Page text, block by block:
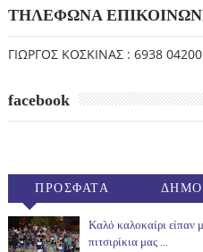
ΤΗΛΕΦΩΝΑ
ΓΙΩΡΓΟΣ ΚΟΣΚΙΝΑΣ : 6938
facebook
ΠΡΟΣΦΑΤΑ
Καλό καλοκαίρι είπαν
πιτσιρίκια μας ...